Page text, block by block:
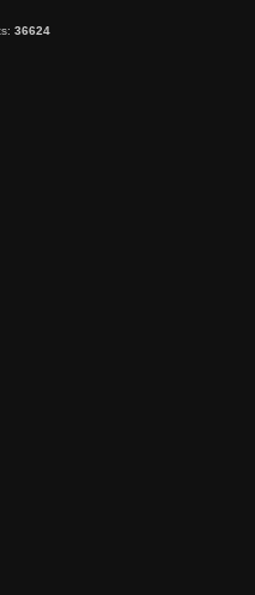
36624